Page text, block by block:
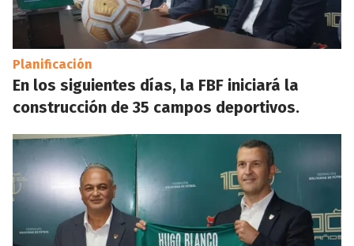
Planificación
En los siguientes días, la FBF iniciará la
construcción de 35 campos deportivos.